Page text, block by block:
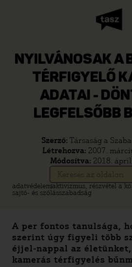
NYILVÁNOSAK A
TÉRFIGYELŐ
ADATAI -
LEGFELSŐBB
Szerző: Társaság a
Létrehozva: 2007.
Módosítva: 2018.
adatvédelemaktivizmus, részvétel a
sajtó- és szólásszabadság
A per fontos tanulsága,
szerint úgy figyeli több
éjjel-nappal az
kamerás térfigyelés